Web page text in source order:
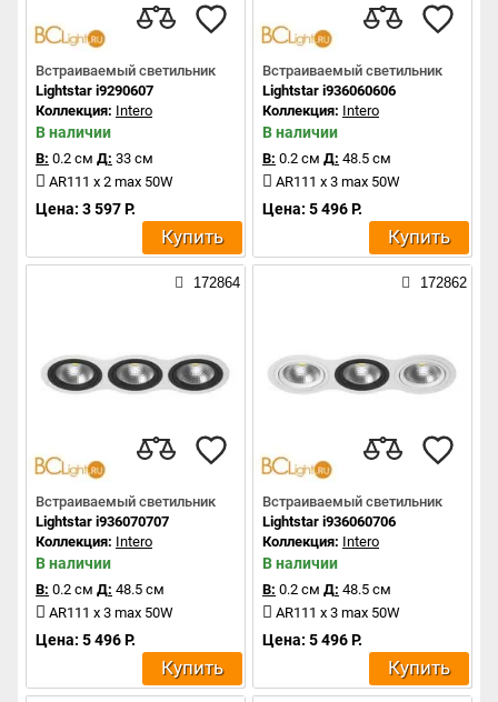
Встраиваемый светильник
Lightstar i9290607
Коллекция: Intero
В наличии
В: 0.2 см Д: 33 см
AR111 x 2 max 50W
Цена: 3 597 Р.
Купить
Встраиваемый светильник
Lightstar i936060606
Коллекция: Intero
В наличии
В: 0.2 см Д: 48.5 см
AR111 x 3 max 50W
Цена: 5 496 Р.
Купить
172864
Встраиваемый светильник
Lightstar i936070707
Коллекция: Intero
В наличии
В: 0.2 см Д: 48.5 см
AR111 x 3 max 50W
Цена: 5 496 Р.
Купить
172862
Встраиваемый светильник
Lightstar i936060706
Коллекция: Intero
В наличии
В: 0.2 см Д: 48.5 см
AR111 x 3 max 50W
Цена: 5 496 Р.
Купить